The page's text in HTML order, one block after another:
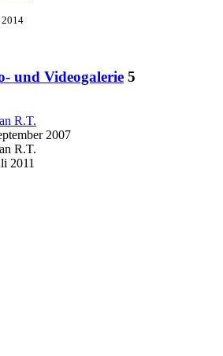
2014
und Videogalerie 5
R.T.
2007
R.T.
2011